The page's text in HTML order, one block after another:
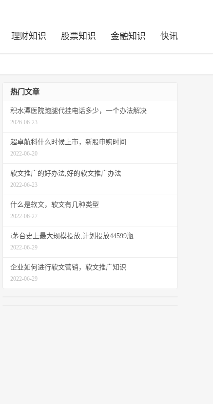
理财知识 股票知识 金融知识 快讯
热门文章
积水潭医院跑腿代挂电话多少，一个办法解决
2026-06-23
超卓航科什么时候上市，新股申购时间
2022-06-20
软文推广的好办法,好的软文推广办法
2022-06-23
什么是软文，软文有几种类型
2022-06-27
i茅台史上最大规模投放,计划投放44599瓶
2022-06-29
企业如何进行软文营销，软文推广知识
2022-06-29